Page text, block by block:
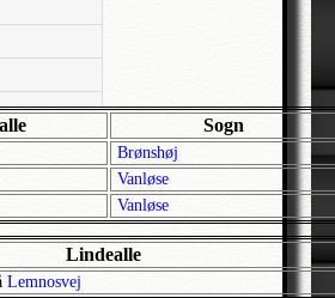
Sogn
Brønshøj
Vanløse
Vanløse
Lindealle
Lemnosvej